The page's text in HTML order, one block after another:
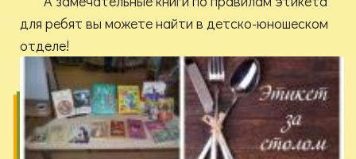
для ребят вы можете найти в детско-юношеском
отделе!